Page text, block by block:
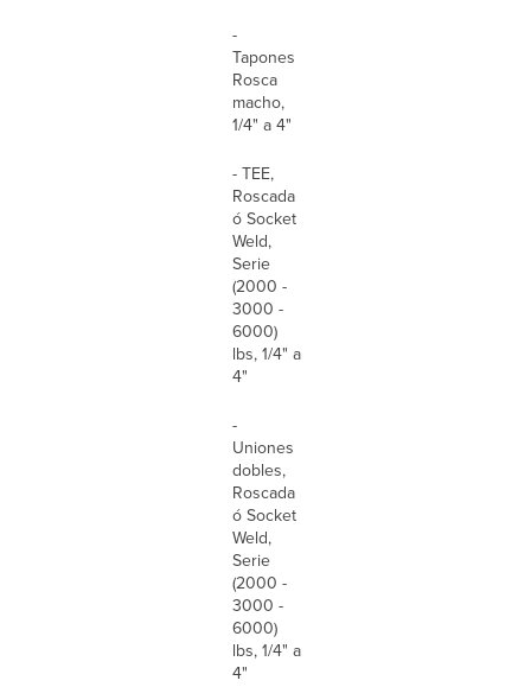
-
Tapones
Rosca
macho,
1/4" a 4"
- TEE,
Roscada
ó Socket
Weld,
Serie
(2000 -
3000 -
6000)
lbs, 1/4" a
4"
-
Uniones
dobles,
Roscada
ó Socket
Weld,
Serie
(2000 -
3000 -
6000)
lbs, 1/4" a
4"